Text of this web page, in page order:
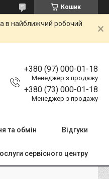
Кошик
в найближчий робочий
+380 (97) 000-01-18
Менеджер з продажу
+380 (73) 000-01-18
Менеджер з продажу
та обмін Відгуки
сервісного центру